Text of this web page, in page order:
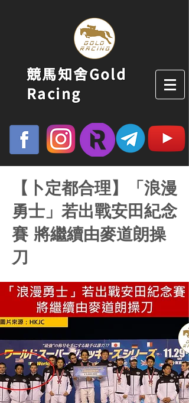
競馬知舍Gold
Racing
【卜定都合理】「浪漫
勇士」若出戰安田紀念
賽 將繼續由麥道朗操
刀